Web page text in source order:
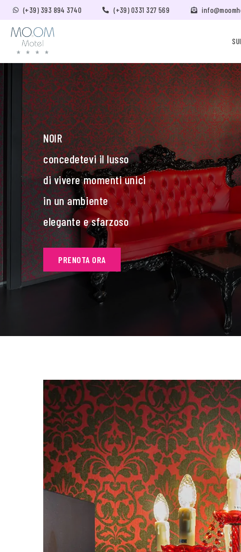
(+39) 393 894 3740 (+39) 0331 327 569
NOIR
concedetevi il lusso
di vivere momenti unici
in un ambiente
elegante e sfarzoso
PRENOTA ORA